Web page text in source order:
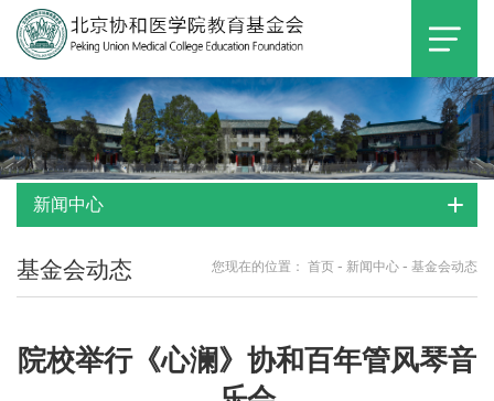
新闻中心
基金会动态 您现在的位置： 首页 - 新闻中心 - 基金会动态
院校举行《心澜》协和百年管风琴音